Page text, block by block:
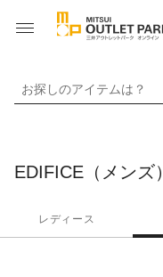
お探しのアイテムは？
EDIFICE（メンズ
レディース